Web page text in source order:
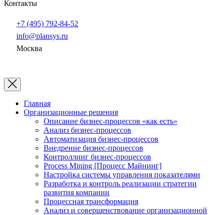
Контакты
+7 (495) 792-84-52
info@plansys.ru
Москва
Главная
Организационные решения
Описание бизнес-процессов «как есть»
Анализ бизнес-процессов
Автоматизация бизнес-процессов
Внедрение бизнес-процессов
Контроллинг бизнес-процессов
Process Mining [Процесс Майнинг]
Настройка системы управления показателями
Разработка и контроль реализации стратегии
развития компании
Процессная трансформация
Анализ и совершенствование организационной